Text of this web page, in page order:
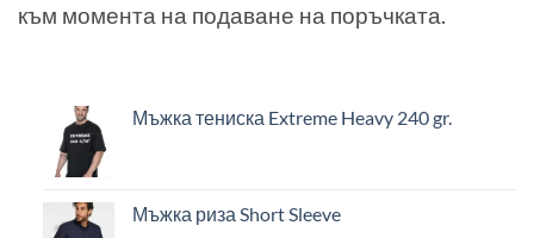
към момента на подаване на поръчката.
Мъжка тениска Extreme Heavy 240 gr.
Мъжка риза Short Sleeve